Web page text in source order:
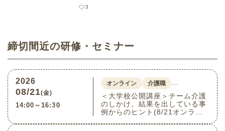
機能が使えるようになります。
素材に素早くたどり着くコツ、
そして素材の一括ダウンロード
方法をわかりやすく解説しま
す。
3
締切間近の研修・セミナー
2026
08/21(金)
14:00～16:30
オンライン 介護職
…
＜大学校公開講座＞チーム介護
のしかけ。結果を出している事
例からのヒント(8/21オンライ